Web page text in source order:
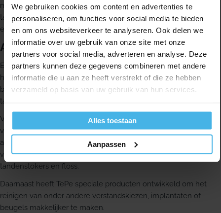
We gebruiken cookies om content en advertenties te
personaliseren, om functies voor social media te bieden
en om ons websiteverkeer te analyseren. Ook delen we
informatie over uw gebruik van onze site met onze
partners voor social media, adverteren en analyse. Deze
partners kunnen deze gegevens combineren met andere
informatie die u aan ze heeft verstrekt of die ze hebben
verzameld op basis van uw gebruik van hun services.
Alles toestaan
Aanpassen
mond en tanden. Daaronder vallen tandenborstels, ragers,
tandenstokers, floss en speciale producten voor situaties waarin
extra ondersteuning nodig is.
Assortiment van TePe
Een goede tandenborstel heeft volgens TePe een comfortabele
handgreep, een taps toelopende borstelkop en zachte
borstelharen. Het assortiment van TePe bevat verschillende
tandenborstels voor volwassenen en kinderen.
Voor het reinigen tussen je tanden kun je kiezen uit
verschillende hulpmiddelen. Welk product het beste past, hangt
af van de ruimte tussen je tanden en van je persoonlijke
voorkeur. TePe heeft hiervoor verschillende soorten ragers,
tandenstokers en floss.
Daarnaast heeft TePe speciale producten ontwikkeld om het
reinigen van onder andere verstandskiezen, implantaten of
beugels makkelijker te maken.